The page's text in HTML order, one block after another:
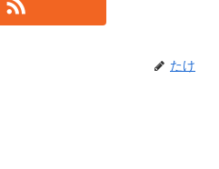
たけ